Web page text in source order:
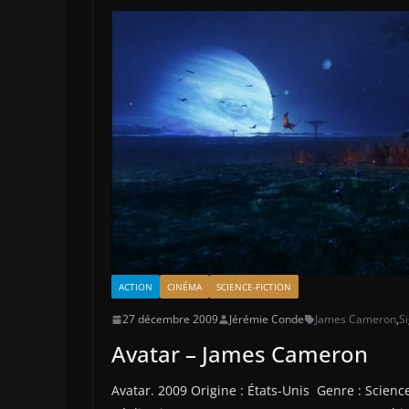
ACTION CINÉMA SCIENCE-FICTION
27 décembre 2009 Jérémie Conde James Cameron,
Avatar – James Cameron
Avatar. 2009 Origine : États-Unis Genre :